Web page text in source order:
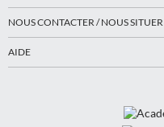
NOUS CONTACTER / NOUS SITUER
AIDE